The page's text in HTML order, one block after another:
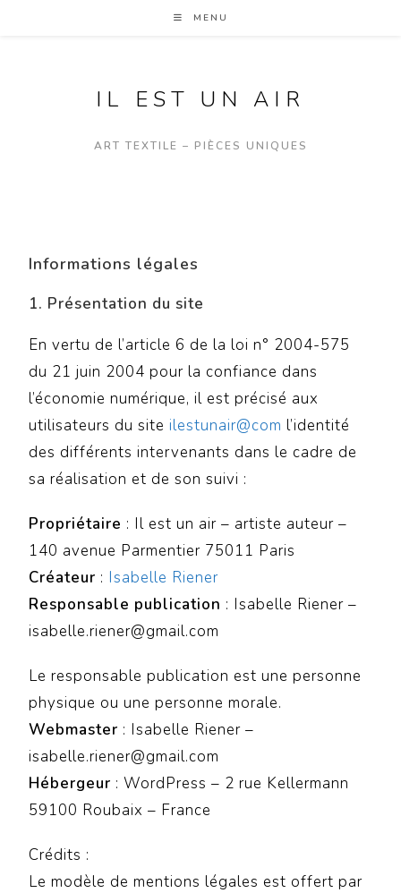
MENU
IL EST UN AIR
ART TEXTILE – PIÈCES UNIQUES
Informations légales
1. Présentation du site
En vertu de l’article 6 de la loi n° 2004-575
du 21 juin 2004 pour la confiance dans
l’économie numérique, il est précisé aux
utilisateurs du siteilestunair@com l’identité
des différents intervenants dans le cadre de
sa réalisation et de son suivi :
Propriétaire : Il est un air – artiste auteur –
140 avenue Parmentier 75011 Paris
Créateur : Isabelle Riener
Responsable publication : Isabelle Riener –
isabelle.riener@gmail.com
Le responsable publication est une personne
physique ou une personne morale.
Webmaster : Isabelle Riener –
isabelle.riener@gmail.com
Hébergeur : WordPress – 2 rue Kellermann
59100 Roubaix – France
Crédits :
Le modèle de mentions légales est offert par